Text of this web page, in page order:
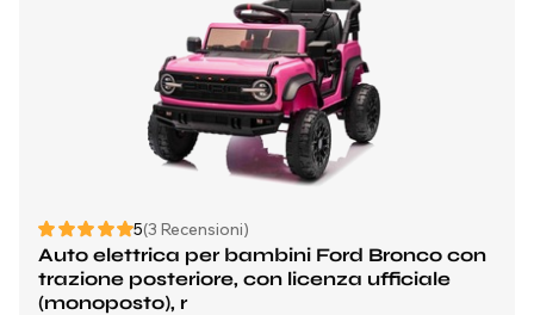
5(3 Recensioni)
Auto elettrica per bambini Ford Bronco con
trazione posteriore, con licenza ufficiale
(monoposto), r